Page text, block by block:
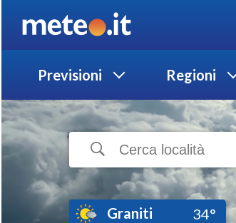
Previsioni Regioni
Graniti 34°